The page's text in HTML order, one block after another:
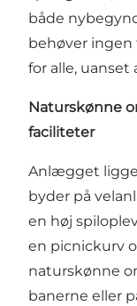
både
behøver ingen
for alle, uanset
Naturskønne
faciliteter
Anlægget
byder på
en høj
en picnickurv
naturskønne
banerne eller